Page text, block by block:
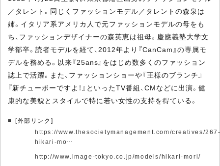
／タレント。同じくファッションモデル／タレントの森泉は
姉。イタリア系アメリカ人で元ファッションモデルの母をも
ち、ファッションデザイナーの森英恵は祖母。慶應義塾大学文
学部卒。読者モデルを経て、2012年より『CanCam』の専属モ
デルを務める。以来『25ans』をはじめ数多くのファッション
誌上で活躍。また、ファッションショーや『王様のブランチ』
『新チューボーですよ！』といったTV番組、CMなどに出演。健
康的な美貌とスタイルで特に若い女性の支持を得ている。
[外部リンク]
https://www.thesocietymanagement.com/creatives/
hikari-mo…
http://www.image-tokyo.co.jp/models/hikari-mori/